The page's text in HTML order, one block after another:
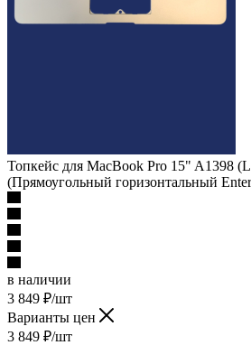
Топкейс для MacBook Pro 15" A1398
(Прямоугольный горизонтальный
в наличии
3 849 ₽/шт
Варианты цен
3 849 ₽/шт